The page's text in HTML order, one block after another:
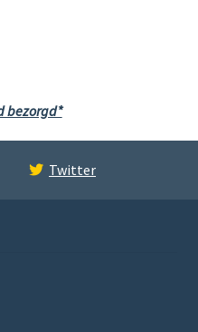
bezorgd*
Twitter